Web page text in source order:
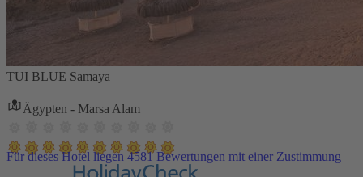
TUI BLUE Samaya
Ägypten - Marsa Alam
Für dieses Hotel liegen 4581 Bewertungen mit einer Zustimmung